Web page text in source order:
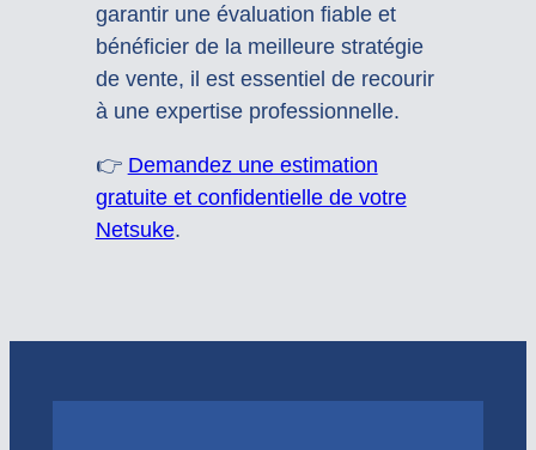
garantir une évaluation fiable et
bénéficier de la meilleure stratégie
de vente, il est essentiel de recourir
à une expertise professionnelle.
👉 Demandez une estimation
gratuite et confidentielle de votre
Netsuke.